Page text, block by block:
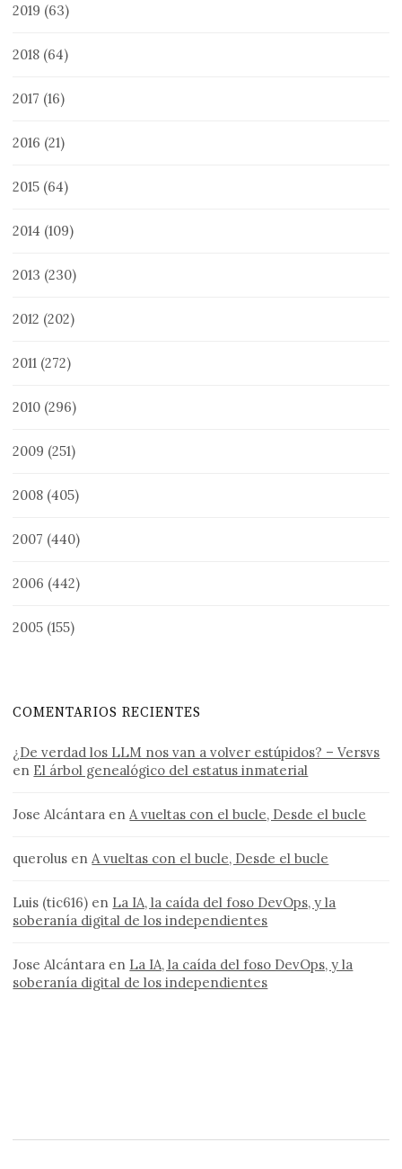
2019 (63)
2018 (64)
2017 (16)
2016 (21)
2015 (64)
2014 (109)
2013 (230)
2012 (202)
2011 (272)
2010 (296)
2009 (251)
2008 (405)
2007 (440)
2006 (442)
2005 (155)
COMENTARIOS RECIENTES
¿De verdad los LLM nos van a volver estúpidos? – Versvs
en El árbol genealógico del estatus inmaterial
Jose Alcántara enA vueltas con el bucle, Desde el bucle
querolus enA vueltas con el bucle, Desde el bucle
Luis (tic616) en La IA, la caída del foso DevOps, y la
soberanía digital de los independientes
Jose Alcántara en La IA, la caída del foso DevOps, y la
soberanía digital de los independientes